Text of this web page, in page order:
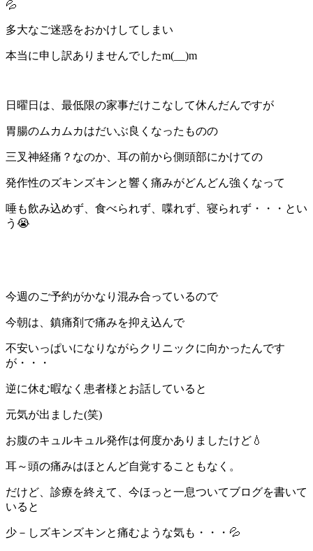
💦
多大なご迷惑をおかけしてしまい
本当に申し訳ありませんでしたm(__)m
日曜日は、最低限の家事だけこなして休んだんですが
胃腸のムカムカはだいぶ良くなったものの
三叉神経痛？なのか、耳の前から側頭部にかけての
発作性のズキンズキンと響く痛みがどんどん強くなって
唾も飲み込めず、食べられず、喋れず、寝られず・・・とい
う😭
今週のご予約がかなり混み合っているので
今朝は、鎮痛剤で痛みを抑え込んで
不安いっぱいになりながらクリニックに向かったんです
が・・・
逆に休む暇なく患者様とお話していると
元気が出ました(笑)
お腹のキュルキュル発作は何度かありましたけど💧
耳～頭の痛みはほとんど自覚することもなく。
だけど、診療を終えて、今ほっと一息ついてブログを書いて
いると
少－しズキンズキンと痛むような気も・・・💦